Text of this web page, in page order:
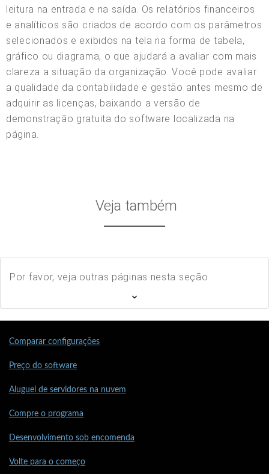
Veja também
Por favor, veja outras páginas nesta seção
Comparar configurações
Preço do software
Aluguel de servidores na nuvem
Compre o programa
Desenvolvimento sob encomenda
Volte para o começo